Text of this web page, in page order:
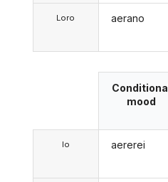
Loro aerano
Io
mood
aererei